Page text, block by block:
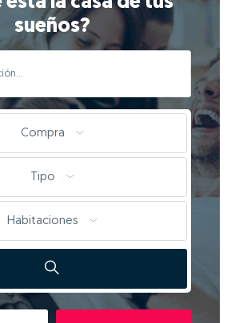
sueños?
Compra
Tipo
Habitaciones